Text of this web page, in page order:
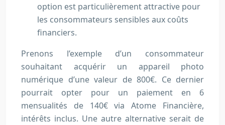
option est particulièrement attractive pour
les consommateurs sensibles aux coûts
financiers.
Prenons l’exemple d’un consommateur
souhaitant acquérir un appareil photo
numérique d’une valeur de 800€. Ce dernier
pourrait opter pour un paiement en 6
mensualités de 140€ via Atome Financière,
intérêts inclus. Une autre alternative serait de